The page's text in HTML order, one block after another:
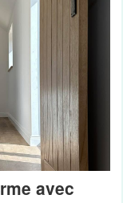
avec